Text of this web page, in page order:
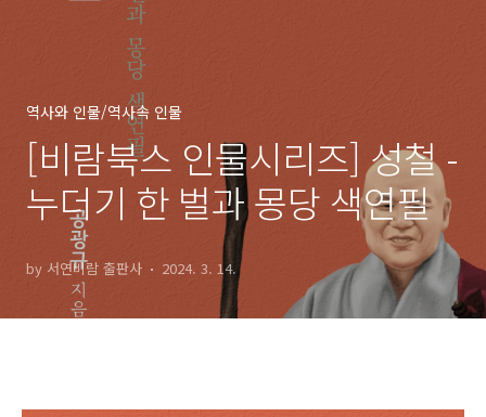
역사와 인물/역사속 인물
[비람북스 인물시리즈] 성철 -
누더기 한 벌과 몽당 색연필
by 서연비람 출판사 2024. 3. 14.